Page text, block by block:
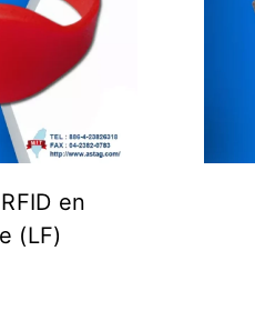
en
(LF)